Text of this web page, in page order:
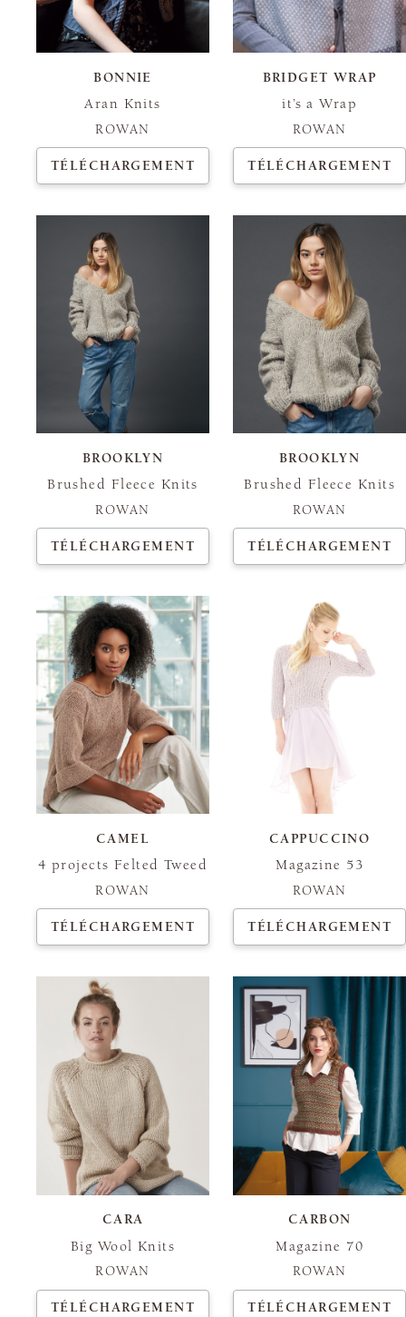
BONNIE
Aran Knits
ROWAN
TÉLÉCHARGEMENT
BRIDGET WRAP
it’s a Wrap
ROWAN
TÉLÉCHARGEMENT
BROOKLYN
Brushed Fleece Knits
ROWAN
TÉLÉCHARGEMENT
BROOKLYN
Brushed Fleece Knits
ROWAN
TÉLÉCHARGEMENT
CAMEL
4 projects Felted Tweed
ROWAN
TÉLÉCHARGEMENT
CAPPUCCINO
Magazine 53
ROWAN
TÉLÉCHARGEMENT
CARA
Big Wool Knits
ROWAN
TÉLÉCHARGEMENT
CARBON
Magazine 70
ROWAN
TÉLÉCHARGEMENT